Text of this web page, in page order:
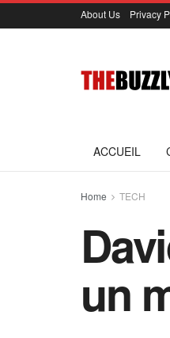
About Us Privacy
ACCUEIL
Home TECH
un